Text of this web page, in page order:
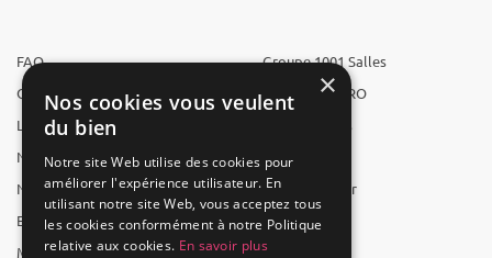
FAQ
Qui sommes-nous ?
L'équipe
Nous recrutons
Nos partenaires
Espace presse
Mentions légales
Groupe 1001 Salles
1001 Salles PRO
1001 Traiteurs
1001 Artistes
Reserverunbar
MP2
×
Nos cookies vous veulent
du bien
Notre site Web utilise des cookies pour
améliorer l'expérience utilisateur. En
utilisant notre site Web, vous acceptez tous
les cookies conformément à notre Politique
relative aux cookies. En savoir plus